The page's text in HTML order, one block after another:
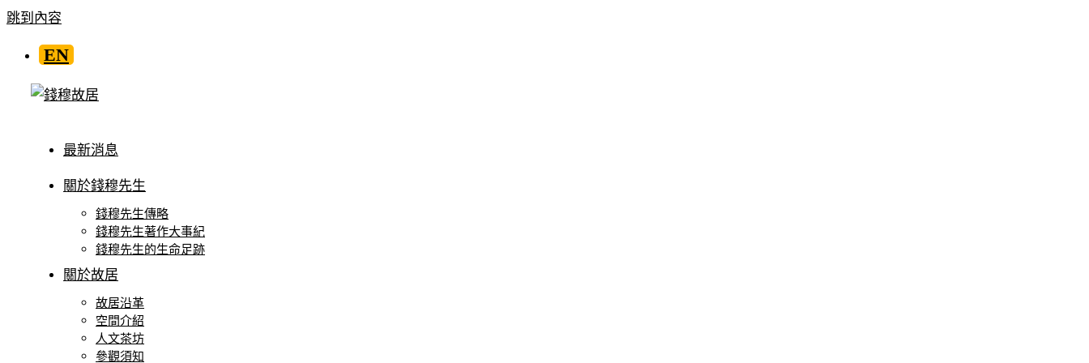
跳到內容
EN
最新消息
關於錢穆先生
錢穆先生傳略
錢穆先生著作大事紀
錢穆先生的生命足跡
關於故居
故居沿革
空間介紹
人文茶坊
參觀須知